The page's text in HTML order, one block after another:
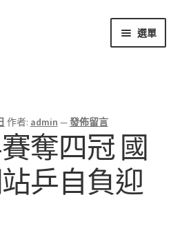
選單
作者: admin —發佈留言
奪四冠 國
乒自負迎